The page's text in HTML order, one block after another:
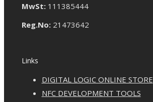
MwSt:111385444
Reg.No:21473642
Links
DIGITAL LOGIC ONLINE STORE
NFC DEVELOPMENT TOOLS